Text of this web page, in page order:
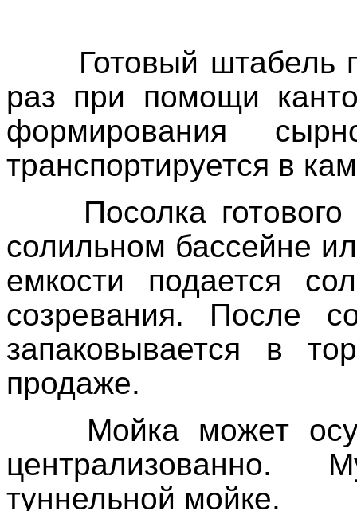
Готовый штабель
раз при помощи
формирования
транспортируется в
Посолка
солильном бассейне
емкости подается
созревания. После
запаковывается в
продаже.
Мойка может
туннельной мойке.